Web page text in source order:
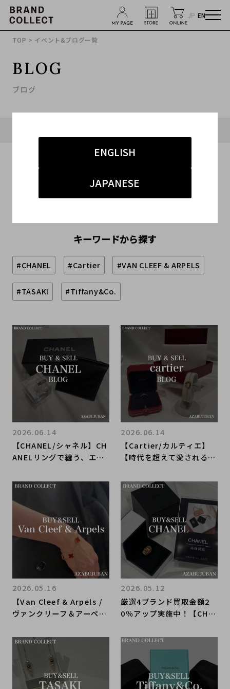
JP EN
ENGLISH
JAPANESE
TOP > イベント&ブログ一覧
BLOG
ブログ
キーワードから探す
#CHANEL #Cartier #VAN CLEEF & ARPELS
#TASAKI #Tiffany&Co.
【CHANEL/シャネル】CH
ANELリングで纏う、エレ
も買取もブランドコレクト
麻布十番店にお任せくださ
い！
2026.06.14
【Cartier/カルティエ】
【時代を超えて愛される名
ィ」の魅力！購入も買取も
ブランドコレクト麻布十番
店にお任せください！
2026.06.14
【Van Cleef & Arpels /
ヴァンクリーフ＆アーペ
レクト麻布十番店にお任せ
ください！
2026.05.16
厳選4ブランド買取金額2
0％アップ実施中！【CHA
らブランドコレクト麻布十
番店にお任せください！
2026.05.12